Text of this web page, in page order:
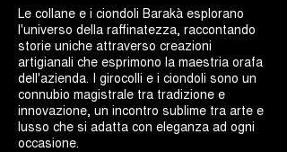
Le collane e i ciondoli Barakà esplorano
l'universo della raffinatezza, raccontando
storie uniche attraverso creazioni
artigianali che esprimono la maestria orafa
dell'azienda. I girocolli e i ciondoli sono un
connubio magistrale tra tradizione e
innovazione, un incontro sublime tra arte e
lusso che si adatta con eleganza ad ogni
occasione.